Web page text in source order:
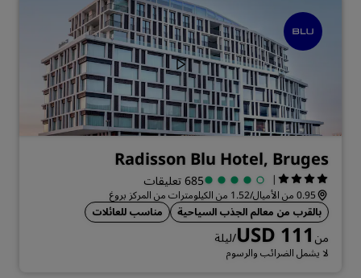
Radisson Blu Hotel, Bruges
| 685 تعليقات
0.95 من الأميال/1.52 من الكيلومترات من المركز بروغ
بالقرب من معالم الجذب السياحية
مناسب للعائلات
من USD 111/ليلة
لا يشمل الضرائب والرسوم